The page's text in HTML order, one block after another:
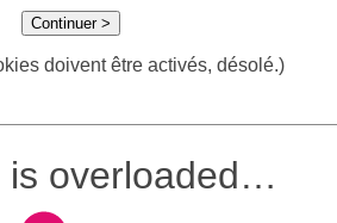
Continuer >
doivent être activés, désolé.)
is overloaded…